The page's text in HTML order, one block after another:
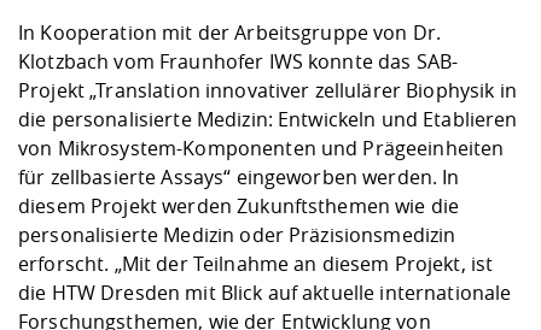
In Kooperation mit der Arbeitsgruppe von Dr.
Klotzbach vom Fraunhofer IWS konnte das SAB-
Projekt „Translation innovativer zellulärer Biophysik in
die personalisierte Medizin: Entwickeln und Etablieren
von Mikrosystem-Komponenten und Prägeeinheiten
für zellbasierte Assays“ eingeworben werden. In
diesem Projekt werden Zukunftsthemen wie die
personalisierte Medizin oder Präzisionsmedizin
erforscht. „Mit der Teilnahme an diesem Projekt, ist
die HTW Dresden mit Blick auf aktuelle internationale
Forschungsthemen, wie der Entwicklung von